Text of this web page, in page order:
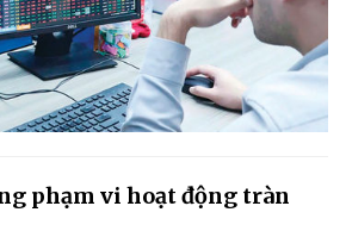
phạm vi hoạt động tràn